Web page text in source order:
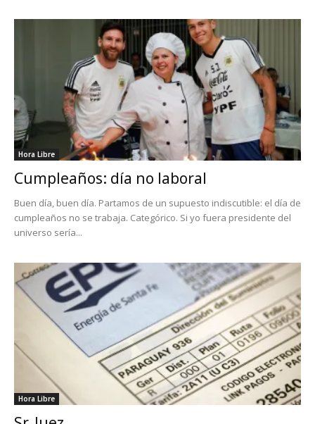
Hora Libre
Cumpleaños: día no laboral
Buen día, buen día. Partamos de un supuesto indiscutible: el día de
cumpleaños no se trabaja. Categórico. Si yo fuera presidente del
universo sería...
Hora Libre